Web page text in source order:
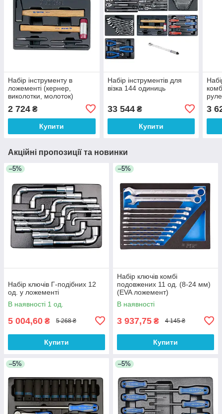
Набір інструменту в
ложементі (кернер,
виколотки, молоток)
2 724 ₴
Купити
Набір інструментів для
візка 144 одиниць
33 544₴
Купити
3
Акційні пропозиції та новинки
–5%
Набір ключів Г-подібних 12
од. у ложементі
В наявності 1 од.
5 004,60 ₴ 5 268 ₴
Купити
–5%
Набір ключів комбі
подовжених 11 од. (8-24 мм)
(EVA ложемент)
В наявності
3 937,75 ₴ 4 145 ₴
Купити
–5% –5%